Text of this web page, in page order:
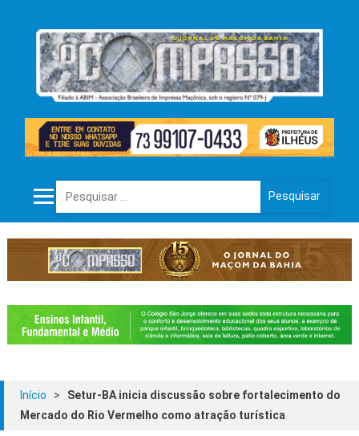
Pesquisar por:
Início >
Setur-BA inicia discussão sobre fortalecimento do
Mercado do Rio Vermelho como atração turística